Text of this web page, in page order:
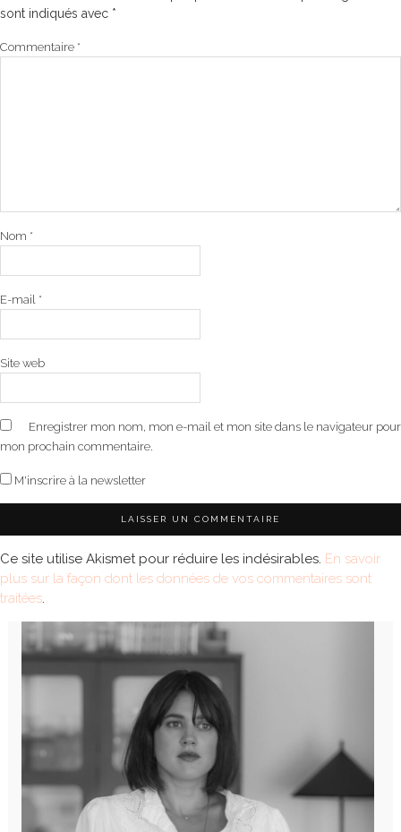
sont indiqués avec *
Commentaire *
Nom *
E-mail *
Site web
Enregistrer mon nom, mon e-mail et mon site dans le navigateur pour
mon prochain commentaire.
M'inscrire à la newsletter
Ce site utilise Akismet pour réduire les indésirables. En savoir
plus sur la façon dont les données de vos commentaires sont
traitées.